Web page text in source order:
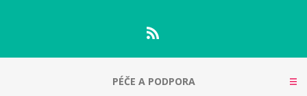
PÉČE A PODPORA